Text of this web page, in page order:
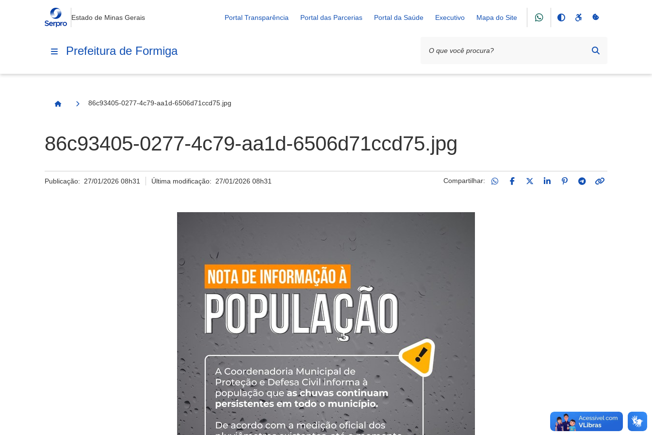
Estado de Minas Gerais Portal Transparência Portal das Parcerias Portal da Saúde Executivo Mapa do Site
Prefeitura de Formiga
Página Inicial
86c93405-0277-4c79-aa1d-6506d71ccd75.jpg
86c93405-0277-4c79-aa1d-6506d71ccd75.jpg
Publicação: 27/01/2026 08h31 Última modificação: 27/01/2026 08h31 Compartilhar: